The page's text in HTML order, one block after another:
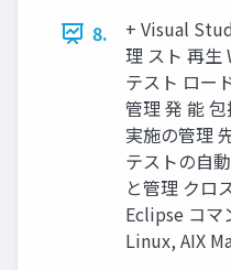
8.
+ Visual
理 スト 再生
テスト ロー
管理 発 能
実施の管理
テストの自
と管理 クロ
Eclipse コマ
Linux, AIX